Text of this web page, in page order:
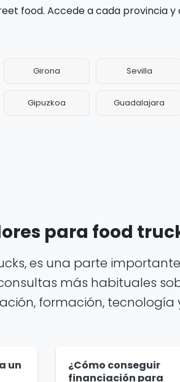
food. Accede a cada provincia
Girona Sevilla
Gipuzkoa Guadalajara
para food
es una parte
más habituales
formación, tecnología
un
¿Cómo conseguir
financiación para